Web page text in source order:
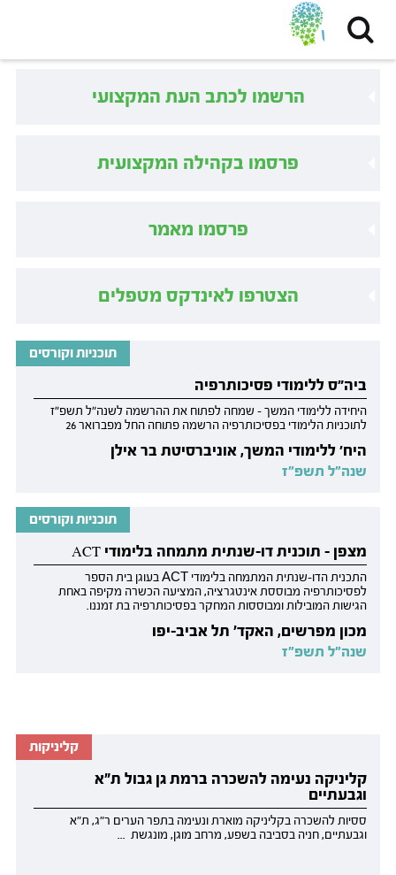
הרשמו לכתב העת המקצועי
פרסמו בקהילה המקצועית
פרסמו מאמר
הצטרפו לאינדקס מטפלים
תוכניות וקורסים
ביה״ס ללימודי פסיכותרפיה
היחידה ללימודי המשך - שמחה לפתוח את ההרשמה לשנה״ל תשפ״ז
לתוכניות הלימודי בפסיכותרפיה הרשמה פתוחה החל מפברואר 26
היח׳ ללימודי המשך, אוניברסיטת בר אילן
שנה״ל תשפ״ז
תוכניות וקורסים
מצפן - תוכנית דו-שנתית מתמחה בלימודי ACT
התכנית הדו-שנתית המתמחה בלימודי ACT בעוגן בית הספר
לפסיכותרפיה מבוססת אינטגרציה, המציעה הכשרה מקיפה באחת
הגישות המובילות ומבוססות המחקר בפסיכותרפיה בת זמננו.
מכון מפרשים, האקד' תל אביב-יפו
שנה״ל תשפ״ז
קליניקות
קליניקה נעימה להשכרה ברמת גן גבול ת"א
וגבעתיים
ססיות להשכרה בקליניקה מוארת ונעימה בתפר הערים ר"ג, ת"א
וגבעתיים, חניה בסביבה בשפע, מרחב מוגן, מונגשת ...